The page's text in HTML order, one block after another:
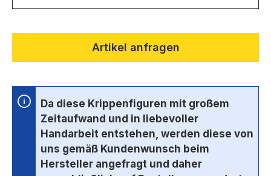
Artikel anfragen
Da diese Krippenfiguren mit großem
Zeitaufwand und in liebevoller
Handarbeit entstehen, werden diese von
uns gemäß Kundenwunsch beim
Hersteller angefragt und daher